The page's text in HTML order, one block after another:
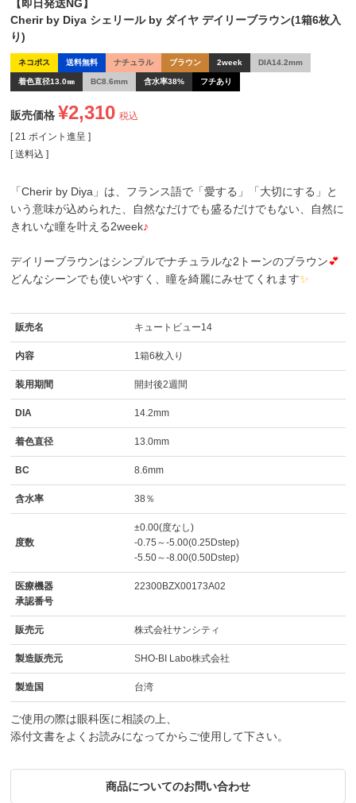
【即日発送NG】
Cherir by Diya シェリール by ダイヤ デイリーブラウン(1箱6枚入
り)
ネコポス 送料無料 ナチュラル ブラウン 2week DIA14.2mm
着色直径13.0㎜ BC8.6mm 含水率38% フチあり
販売価格 ¥2,310 税込
[ 21 ポイント進呈 ]
送料込
「Cherir by Diya」は、フランス語で「愛する」「大切にする」と
いう意味が込められた、自然なだけでも盛るだけでもない、自然に
きれいな瞳を叶える2week♪
デイリーブラウンはシンプルでナチュラルな2トーンのブラウン💕
どんなシーンでも使いやすく、瞳を綺麗にみせてくれます✨
販売名 キュートビュー14
内容 1箱6枚入り
装用期間 開封後2週間
DIA 14.2mm
着色直径 13.0mm
BC 8.6mm
含水率 38％
度数
±0.00(度なし)
-0.75～-5.00(0.25Dstep)
-5.50～-8.00(0.50Dstep)
医療機器
承認番号
22300BZX00173A02
販売元 株式会社サンシティ
製造販売元 SHO-BI Labo株式会社
製造国 台湾
ご使用の際は眼科医に相談の上、
添付文書をよくお読みになってからご使用して下さい。
商品についてのお問い合わせ